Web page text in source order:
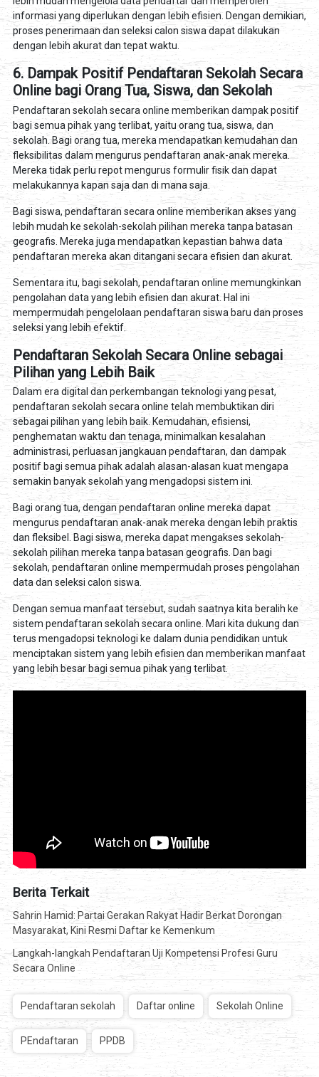
informasi yang diperlukan dengan lebih efisien. Dengan demikian,
proses penerimaan dan seleksi calon siswa dapat dilakukan
dengan lebih akurat dan tepat waktu.
6. Dampak Positif Pendaftaran Sekolah Secara
Online bagi Orang Tua, Siswa, dan Sekolah
Pendaftaran sekolah secara online memberikan dampak positif
bagi semua pihak yang terlibat, yaitu orang tua, siswa, dan
sekolah. Bagi orang tua, mereka mendapatkan kemudahan dan
fleksibilitas dalam mengurus pendaftaran anak-anak mereka.
Mereka tidak perlu repot mengurus formulir fisik dan dapat
melakukannya kapan saja dan di mana saja.
Bagi siswa, pendaftaran secara online memberikan akses yang
lebih mudah ke sekolah-sekolah pilihan mereka tanpa batasan
geografis. Mereka juga mendapatkan kepastian bahwa data
pendaftaran mereka akan ditangani secara efisien dan akurat.
Sementara itu, bagi sekolah, pendaftaran online memungkinkan
pengolahan data yang lebih efisien dan akurat. Hal ini
mempermudah pengelolaan pendaftaran siswa baru dan proses
seleksi yang lebih efektif.
Pendaftaran Sekolah Secara Online sebagai
Pilihan yang Lebih Baik
Dalam era digital dan perkembangan teknologi yang pesat,
pendaftaran sekolah secara online telah membuktikan diri
sebagai pilihan yang lebih baik. Kemudahan, efisiensi,
penghematan waktu dan tenaga, minimalkan kesalahan
administrasi, perluasan jangkauan pendaftaran, dan dampak
positif bagi semua pihak adalah alasan-alasan kuat mengapa
semakin banyak sekolah yang mengadopsi sistem ini.
Bagi orang tua, dengan pendaftaran online mereka dapat
mengurus pendaftaran anak-anak mereka dengan lebih praktis
dan fleksibel. Bagi siswa, mereka dapat mengakses sekolah-
sekolah pilihan mereka tanpa batasan geografis. Dan bagi
sekolah, pendaftaran online mempermudah proses pengolahan
data dan seleksi calon siswa.
Dengan semua manfaat tersebut, sudah saatnya kita beralih ke
sistem pendaftaran sekolah secara online. Mari kita dukung dan
terus mengadopsi teknologi ke dalam dunia pendidikan untuk
menciptakan sistem yang lebih efisien dan memberikan manfaat
yang lebih besar bagi semua pihak yang terlibat.
Berita Terkait
Sahrin Hamid: Partai Gerakan Rakyat Hadir Berkat Dorongan
Masyarakat, Kini Resmi Daftar ke Kemenkum
Langkah-langkah Pendaftaran Uji Kompetensi Profesi Guru
Secara Online
Pendaftaran sekolah Daftar online Sekolah Online
PEndaftaran PPDB